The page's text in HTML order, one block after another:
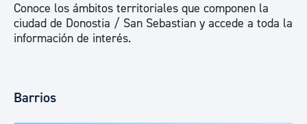
Conoce los ámbitos territoriales que componen la
ciudad de Donostia / San Sebastian y accede a toda la
información de interés.
Barrios